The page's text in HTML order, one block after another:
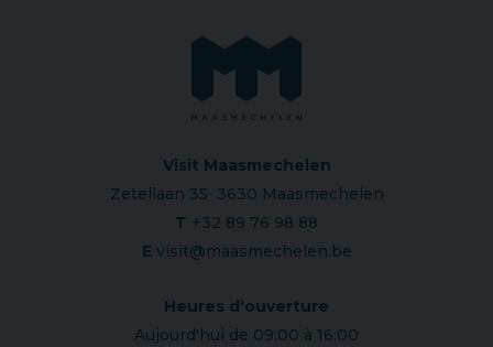
Visit Maasmechelen
Zetellaan 35 3630 Maasmechelen
T +32 89 76 98 88
E visit@maasmechelen.be
Heures d'ouverture
Aujourd'hui de 09:00 à 16:00